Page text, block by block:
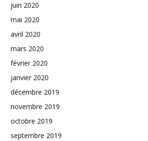
juin 2020
mai 2020
avril 2020
mars 2020
février 2020
janvier 2020
décembre 2019
novembre 2019
octobre 2019
septembre 2019